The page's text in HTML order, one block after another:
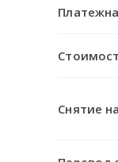
Снятие